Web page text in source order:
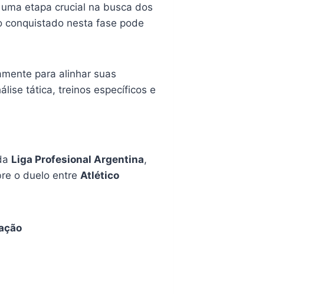
etapa crucial na busca dos
conquistado nesta fase pode
para alinhar suas
tática, treinos específicos e
Liga Profesional Argentina,
o duelo entre Atlético